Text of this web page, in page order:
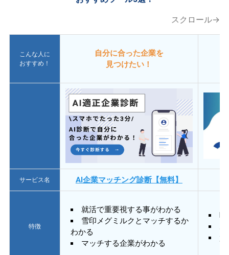
スクロール→
こんな人に
おすすめ！
自分に合った企業を
見つけたい！
サービス名 AI企業マッチング診断【無料】
特徴
就活で重要視する事がわかる
雪印メグミルクとマッチするか
わかる
マッチする企業がわかる
質